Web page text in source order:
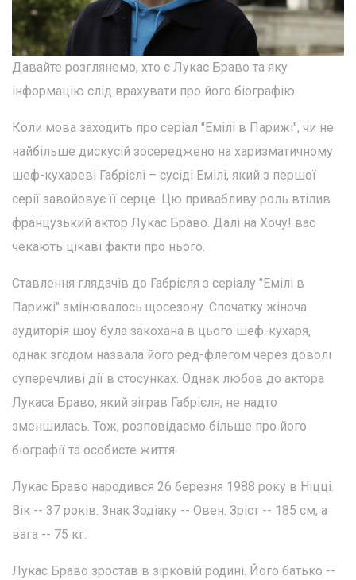
Давайте розглянемо, хто є Лукас Браво та яку
інформацію слід врахувати про його біографію.
Коли мова заходить про серіал "Емілі в Парижі", чи не
найбільше дискусій зосереджено на харизматичному
шеф-кухареві Габрієлі – сусіді Емілі, який з першої
серії завойовує її серце. Цю привабливу роль втілив
французький актор Лукас Браво. Далі на Хочу! вас
чекають цікаві факти про нього.
Ставлення глядачів до Габрієля з серіалу "Емілі в
Парижі" змінювалось щосезону. Спочатку жіноча
аудиторія шоу була закохана в цього шеф-кухаря,
однак згодом назвала його ред-флегом через доволі
суперечливі дії в стосунках. Однак любов до актора
Лукаса Браво, який зіграв Габрієля, не надто
зменшилась. Тож, розповідаємо більше про його
біографії та особисте життя.
Лукас Браво народився 26 березня 1988 року в Ніцці.
Вік -- 37 років. Знак Зодіаку -- Овен. Зріст -- 185 см, а
вага -- 75 кг.
Лукас Браво зростав в зірковій родині. Його батько --